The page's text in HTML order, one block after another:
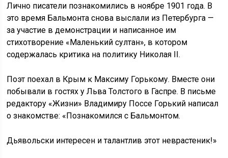
Лично писатели познакомились в ноябре 1901 года. В
это время Бальмонта снова выслали из Петербурга —
за участие в демонстрации и написанное им
стихотворение «Маленький султан», в котором
содержалась критика на политику Николая II.
Поэт поехал в Крым к Максиму Горькому. Вместе они
побывали в гостях у Льва Толстого в Гаспре. В письме
редактору «Жизни» Владимиру Поссе Горький написал
о знакомстве: «Познакомился с Бальмонтом.
Дьявольски интересен и талантлив этот неврастеник!»